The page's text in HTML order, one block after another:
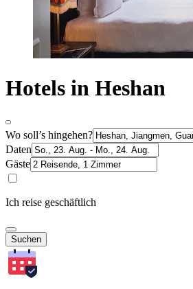
Hotels in Heshan
Wo soll’s hingehen?
Daten
Gäste
Ich reise geschäftlich
Suchen